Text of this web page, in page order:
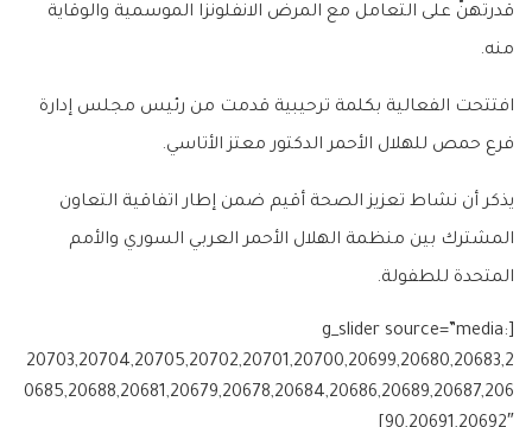
قدرتهنّ على التعامل مع المرض الانفلونزا الموسمية والوقاية
منه.
افتتحت الفعالية بكلمة ترحيبية قدمت من رئيس مجلس إدارة
فرع حمص للهلال الأحمر الدكتور معتز الأتاسي.
يذكر أن نشاط تعزيز الصحة أقيم ضمن إطار اتفاقية التعاون
المشترك بين منظمة الهلال الأحمر العربي السوري والأمم
المتحدة للطفولة.
[g_slider source=”media:
20703,20704,20705,20702,20701,20700,20699,20680,20683,2
0685,20688,20681,20679,20678,20684,20686,20689,20687,206